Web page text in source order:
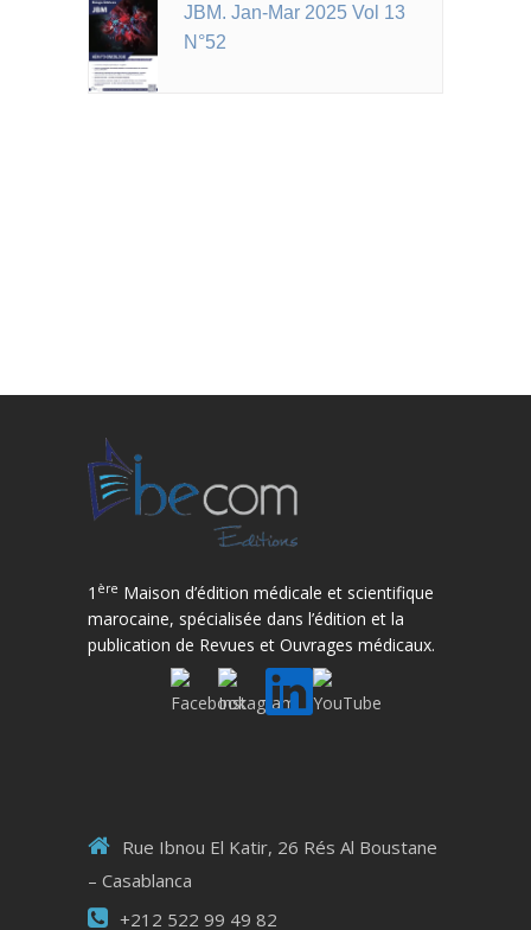
JBM. Jan-Mar 2025 Vol 13
N°52
1 ère Maison d’édition médicale et scientifique
marocaine, spécialisée dans l’édition et la
publication de Revues et Ouvrages médicaux.
Rue Ibnou El Katir, 26 Rés Al Boustane
– Casablanca
+212 522 99 49 82